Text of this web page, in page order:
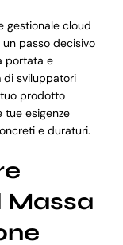
gestionale cloud
passo decisivo
portata e
di sviluppatori
prodotto
tue esigenze
e duraturi.
Massa